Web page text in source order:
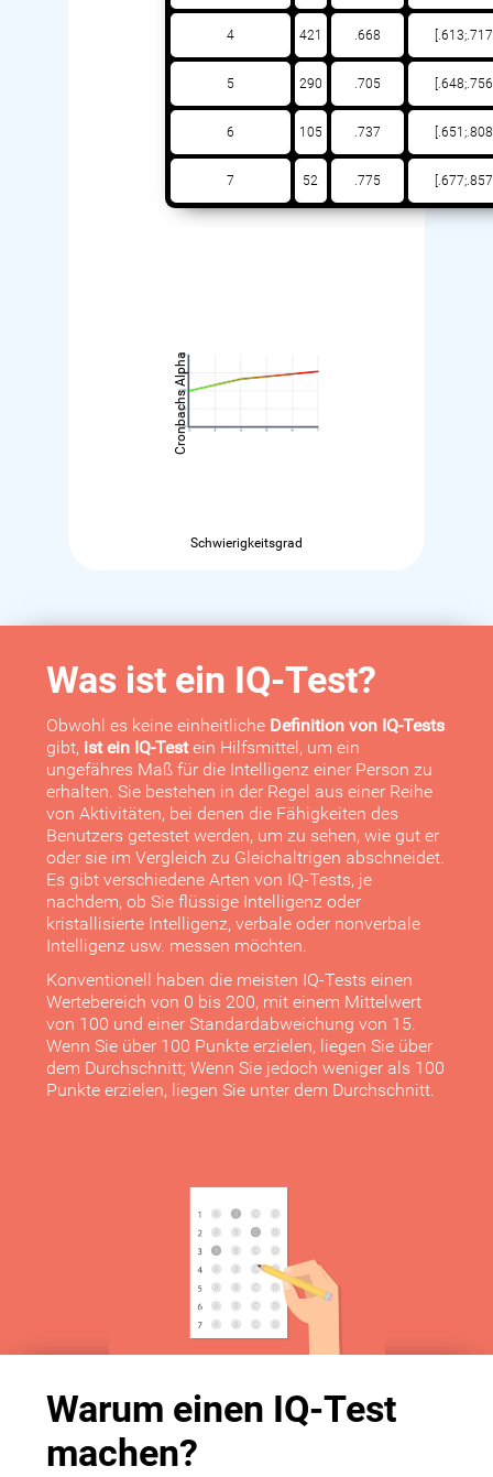
4 421 .668
5 290 .705
6 105 .737
7 52 .775
Schwierigkeitsgrad
Cronbachs Alpha
Was ist ein IQ-Test?
Obwohl es keine einheitliche Definition von IQ-Tests
gibt, ist ein IQ-Testein Hilfsmittel, um ein
ungefähres Maß für die Intelligenz einer Person zu
erhalten. Sie bestehen in der Regel aus einer Reihe
von Aktivitäten, bei denen die Fähigkeiten des
Benutzers getestet werden, um zu sehen, wie gut er
oder sie im Vergleich zu Gleichaltrigen abschneidet.
Es gibt verschiedene Arten von IQ-Tests, je
nachdem, ob Sie flüssige Intelligenz oder
kristallisierte Intelligenz, verbale oder nonverbale
Intelligenz usw. messen möchten.
Konventionell haben die meisten IQ-Tests einen
Wertebereich von 0 bis 200, mit einem Mittelwert
von 100 und einer Standardabweichung von 15.
Wenn Sie über 100 Punkte erzielen, liegen Sie über
dem Durchschnitt; Wenn Sie jedoch weniger als 100
Punkte erzielen, liegen Sie unter dem Durchschnitt.
Warum einen IQ-Test
machen?